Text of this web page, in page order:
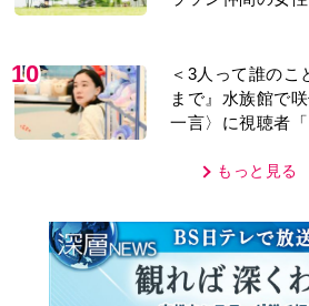
10
＜3人って誰のこ
まで』水族館で
一言〉に視聴者
もっと見る